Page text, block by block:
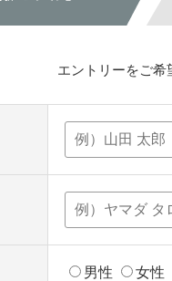
エントリーをご
男性 女性